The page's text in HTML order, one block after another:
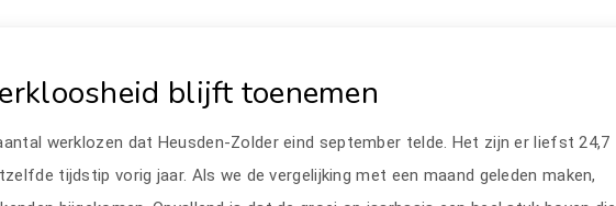
blijft toenemen
werklozen dat Heusden-Zolder eind september telde. Het zijn er liefst 24,7
tijdstip vorig jaar. Als we de vergelijking met een maand geleden maken,